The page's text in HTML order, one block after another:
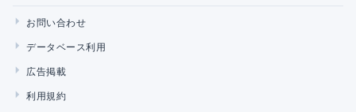
お問い合わせ
データベース利用
広告掲載
利用規約